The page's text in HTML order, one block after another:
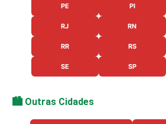
PE PI
RJ RN
RR RS
SE SP
🏙️ Outras Cidades